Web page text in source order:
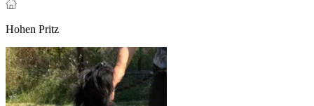
Hohen Pritz